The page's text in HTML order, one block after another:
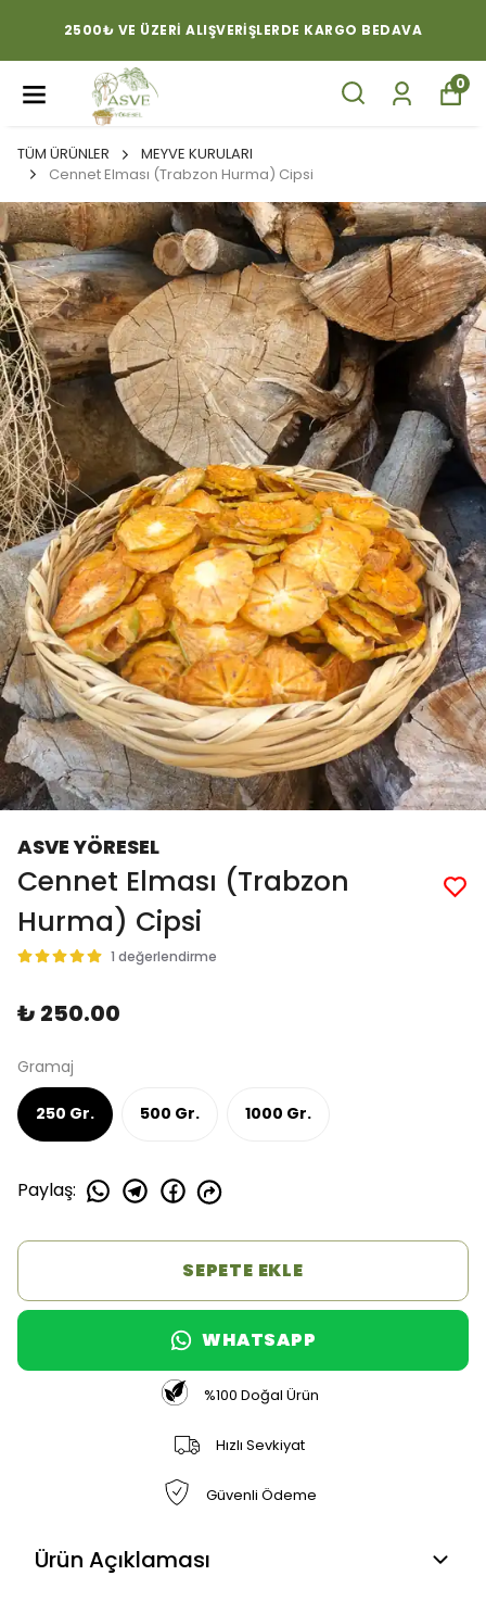
2500₺ VE ÜZERI ALIŞVERIŞLERDE KARGO BEDAVA
0
TÜM ÜRÜNLER
MEYVE KURULARI
Cennet Elması (Trabzon Hurma) Cipsi
ASVE YÖRESEL
Cennet Elması (Trabzon
Hurma) Cipsi
1 değerlendirme
₺ 250.00
Gramaj
250 Gr. 500 Gr. 1000 Gr.
Paylaş:
SEPETE EKLE
WHATSAPP
%100 Doğal Ürün
Hızlı Sevkiyat
Güvenli Ödeme
Ürün Açıklaması